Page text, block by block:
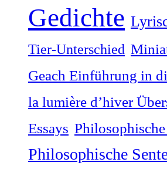
Gedichte
Tier-Unterschied
Geach Einführung in
la lumière dʼhiver
Essays
Philosophische